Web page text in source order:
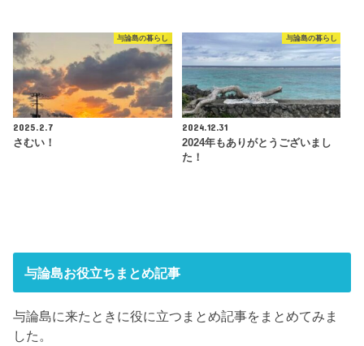
与論島の暮らし
2025.2.7
さむい！
与論島の暮らし
2024.12.31
2024年もありがとうございまし
た！
与論島お役立ちまとめ記事
与論島に来たときに役に立つまとめ記事をまとめてみま
した。